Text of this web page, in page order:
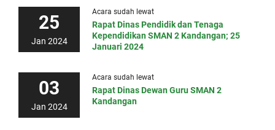
25
Jan 2024
Acara sudah lewat
Rapat Dinas Pendidik dan Tenaga
Kependidikan SMAN 2 Kandangan; 25
Januari 2024
03
Jan 2024
Acara sudah lewat
Rapat Dinas Dewan Guru SMAN 2
Kandangan